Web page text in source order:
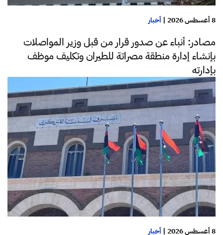
8 أغسطس 2026 | أخبار
مصادر: أنباء عن صدور قرار من قبل وزير المواصلات
بإنشاء إدارة منطقة مصراتة للطيران وتكليف موظف
بإدارته
8 أغسطس 2026 | أخبار